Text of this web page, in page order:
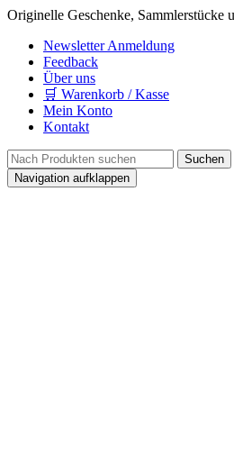
Originelle Geschenke, Sammlerstücke
Newsletter Anmeldung
Feedback
Über uns
🛒 Warenkorb / Kasse
Mein Konto
Kontakt
Navigation aufklappen